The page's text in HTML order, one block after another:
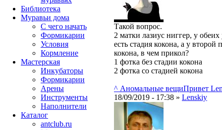
Такой вопрос.
2 матки лазиус ниггер, у
есть стадия кокона, а у второй
кокона, в чем прикол?
1 фотка без стадии кокона
2 фотка со стадией кокона
^ Аномальные вещиПривет
18/09/2019 - 17:38 » Lenskiy
Библиотека
Муравьи дома
С чего начать
Формикарии
Условия
Кормление
Мастерская
Инкубаторы
Формикарии
Арены
Инструменты
Наполнители
Каталог
antclub.ru